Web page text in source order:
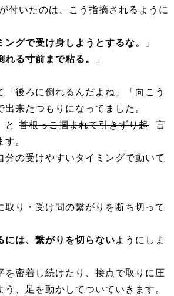
付いたのは、こう指摘されるように
ングで受け身しようとするな。
」
る寸前まで粘る。 」
「後ろに倒れるんだよね」「向こう
来たつもりになってました。
と 首根っこ掴まれて引きずり起 言
。
分の受けやすいタイミングで動いて
取り・受け間の繋がりを断ち切って
には、繋がりを切らないようにしま
を密着し続けたり、接点で取りに圧
、足を動かしてついていきます。